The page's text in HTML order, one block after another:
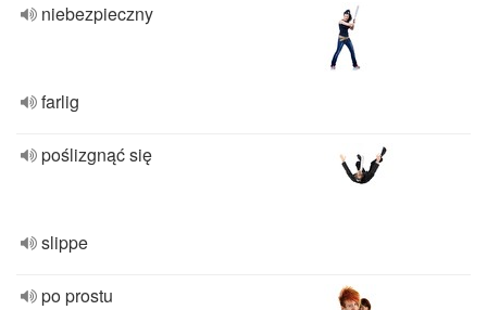
niebezpieczny
farlig
poślizgnąć się
slippe
po prostu